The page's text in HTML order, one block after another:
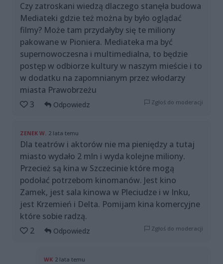
Czy zatroskani wiedzą dlaczego stanęła budowa
Mediateki gdzie też można by było oglądać
filmy? Może tam przydałyby się te miliony
pakowane w Pioniera. Mediateka ma być
supernowoczesna i multimedialna, to będzie
postęp w odbiorze kultury w naszym mieście i to
w dodatku na zapomnianym przez włodarzy
miasta Prawobrzeżu
3
Odpowiedz Zgłoś do moderacji
ZENEK W. 2 lata temu
Dla teatrów i aktorów nie ma pieniędzy a tutaj
miasto wydało 2 mln i wyda kolejne miliony.
Przecież są kina w Szczecinie które mogą
podołać potrzebom kinomanów. Jest kino
Zamek, jest sala kinowa w Pleciudze i w Inku,
jest Krzemień i Delta. Pomijam kina komercyjne
które sobie radzą.
2
Odpowiedz Zgłoś do moderacji
WK 2 lata temu